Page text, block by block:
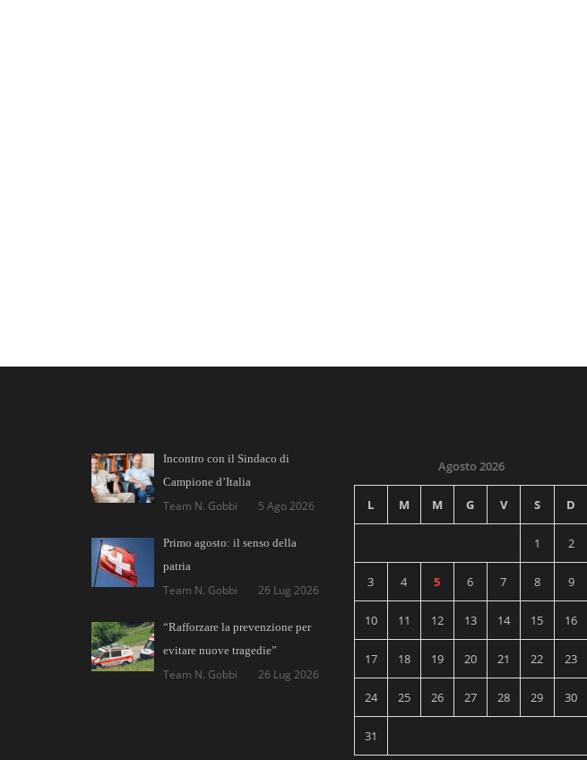
Incontro con il Sindaco di
Campione d’Italia
Team N. Gobbi 5 Ago 2026
Primo agosto: il senso della
patria
Team N. Gobbi 26 Lug 2026
“Rafforzare la prevenzione per
evitare nuove tragedie”
Team N. Gobbi 26 Lug 2026
Agosto 2026
L M M G V S D
1 2
3 4 5 6 7 8 9
10 11 12 13 14 15 16
17 18 19 20 21 22 23
24 25 26 27 28 29 30
31